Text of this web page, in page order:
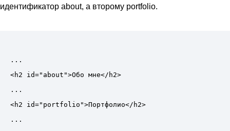
идентификатор about, а второму portfolio.
...
<h2 id="about">Обо мне</h2>
...
<h2 id="portfolio">Портфолио</h2>